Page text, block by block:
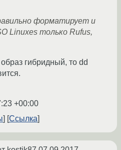
форматирует и
Linuxes только Rufus,
гибридный, то dd
+00:00
Ссылка